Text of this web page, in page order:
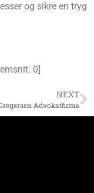
og sikre en tryg
0
NEXT
Advokatfirma